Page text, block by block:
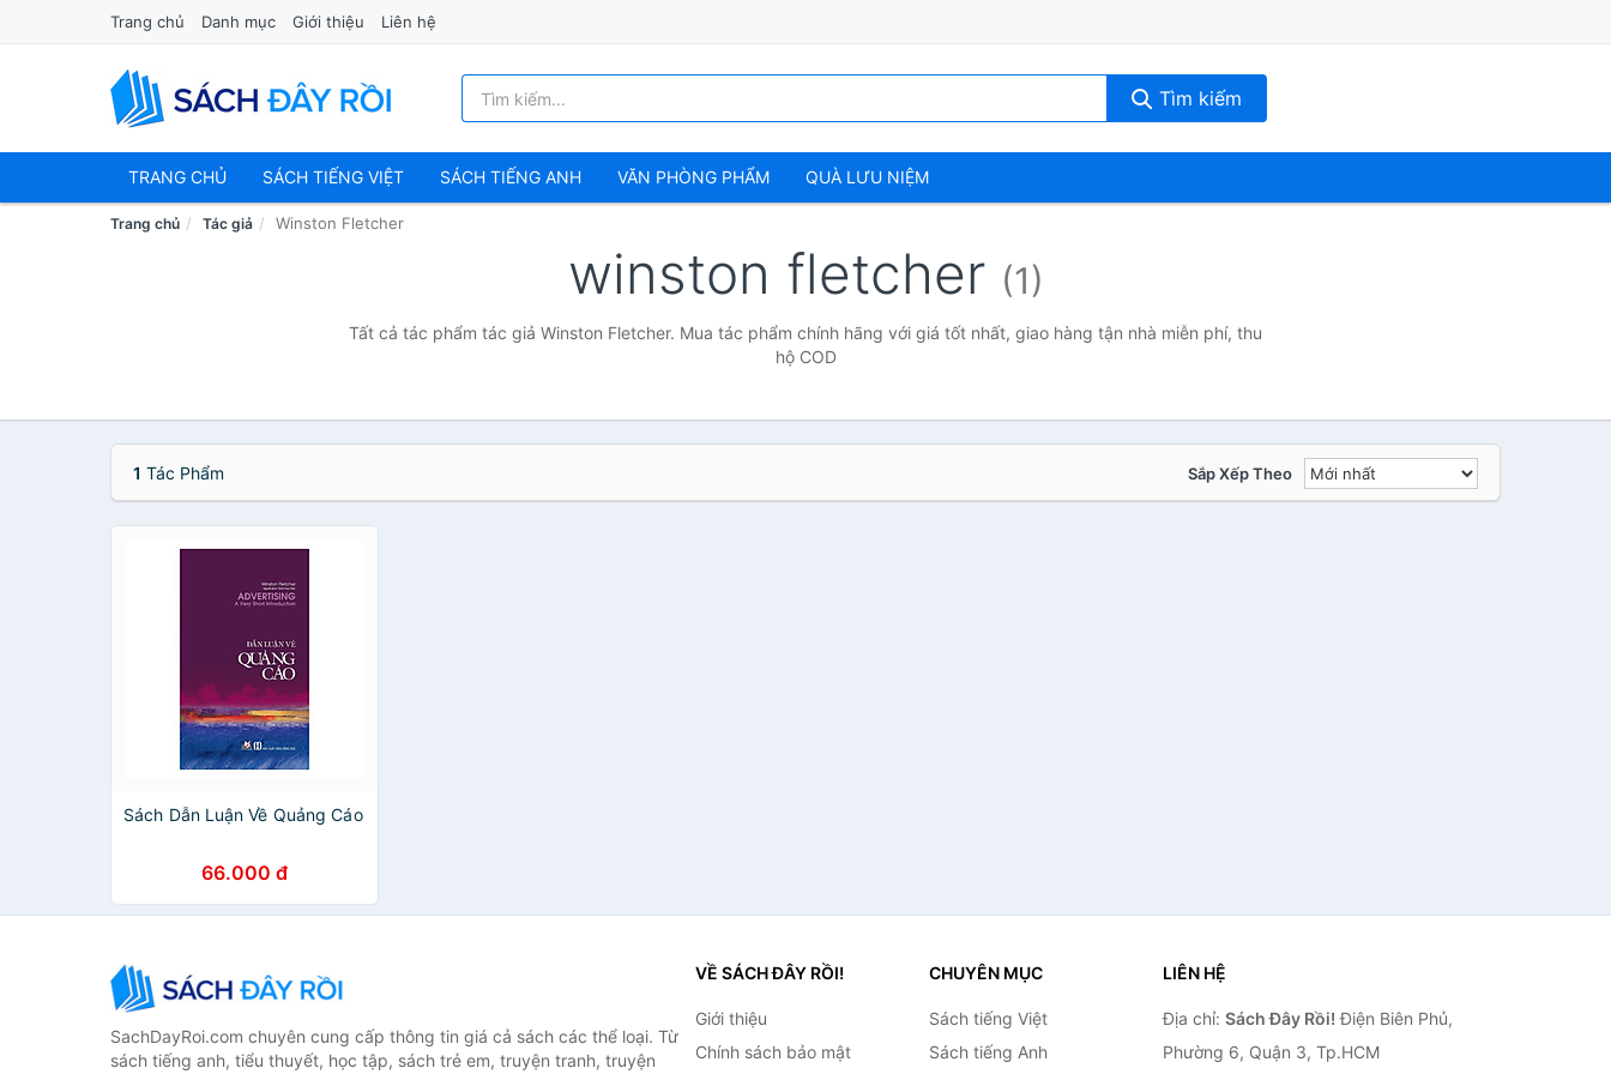
Trang chủ Danh mục Giới thiệu Liên hệ
Tìm kiếm
TRANG CHỦ SÁCH TIẾNG VIỆT SÁCH TIẾNG ANH VĂN PHÒNG PHẨM QUÀ LƯU NIỆM
Trang chủ Tác giả Winston Fletcher
winston fletcher (1)
Tất cả tác phẩm tác giả Winston Fletcher. Mua tác phẩm chính hãng với giá tốt nhất, giao hàng tận nhà miễn phí, thu
hộ COD
1 Tác Phẩm Sắp Xếp Theo
Sách Dẫn Luận Về Quảng Cáo
66.000 đ
SachDayRoi.com chuyên cung cấp thông tin giá cả sách các thể loại. Từ
sách tiếng anh, tiểu thuyết, học tập, sách trẻ em, truyện tranh, truyện
VỀ SÁCH ĐÂY RỒI!
Giới thiệu
Chính sách bảo mật
CHUYÊN MỤC
Sách tiếng Việt
Sách tiếng Anh
LIÊN HỆ
Địa chỉ: Sách Đây Rồi! Điện Biên Phủ,
Phường 6, Quận 3, Tp.HCM